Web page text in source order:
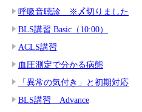
呼吸音聴診 ※〆切りました
BLS講習 Basic（10:00）
ACLS講習
血圧測定で分かる病態
「異常の気付き」と初期対応
BLS講習 Advance